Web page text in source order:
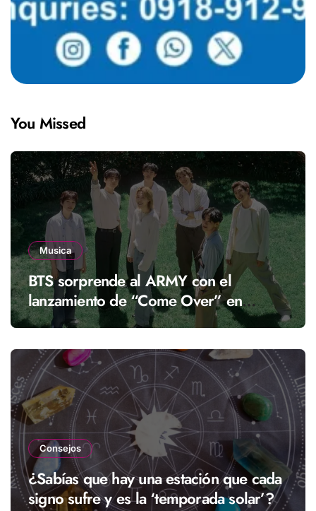
You Missed
Musica
BTS sorprende al ARMY con el
lanzamiento de “Come Over” en
streaming
Consejos
¿Sabías que hay una estación que cada
signo sufre y es la ‘temporada solar’?